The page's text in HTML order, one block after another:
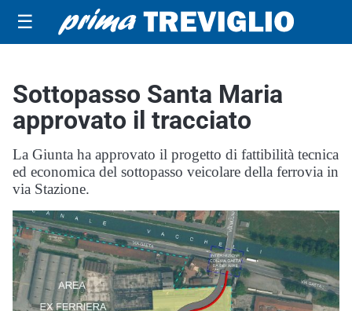
☰
Sottopasso Santa Maria
approvato il tracciato
La Giunta ha approvato il progetto di fattibilità tecnica
ed economica del sottopasso veicolare della ferrovia in
via Stazione.